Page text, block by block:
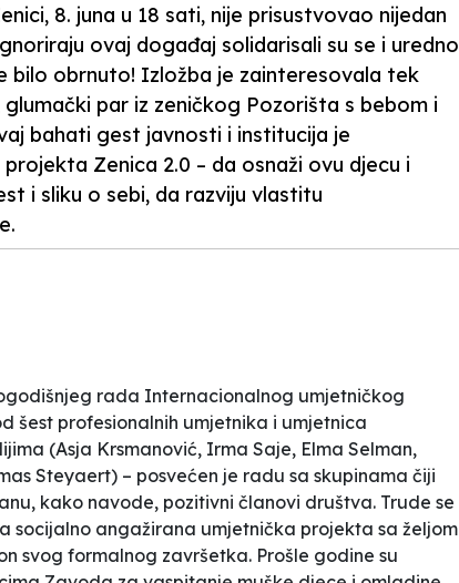
8. juna u 18 sati, nije prisustvovao nijedan
ovaj događaj solidarisali su se i uredno
bilo obrnuto! Izložba je zainteresovala tek
par iz zeničkog Pozorišta s bebom i
bahati gest javnosti i institucija je
Zenica 2.0 – da osnaži ovu djecu i
i sliku o sebi, da razviju vlastitu
rada Internacionalnog umjetničkog
šest profesionalnih umjetnika i umjetnica
(Asja Krsmanović, Irma Saje, Elma Selman,
Steyaert) – posvećen je radu sa skupinama čiji
kako navode, pozitivni članovi društva. Trude se
socijalno angažirana umjetnička projekta sa željom
svog formalnog završetka. Prošle godine su